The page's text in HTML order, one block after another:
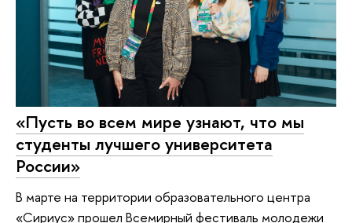
«Пусть во всем мире узнают, что мы
студенты лучшего университета
России»
В марте на территории образовательного центра
«Сириус» прошел Всемирный фестиваль молодежи